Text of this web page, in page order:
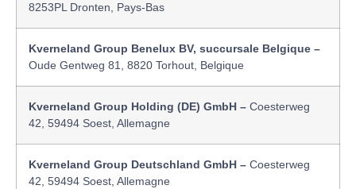
8253PL Dronten, Pays-Bas
Kverneland Group Benelux BV, succursale Belgique –
Oude Gentweg 81, 8820 Torhout, Belgique
Kverneland Group Holding (DE) GmbH – Coesterweg
42, 59494 Soest, Allemagne
Kverneland Group Deutschland GmbH – Coesterweg
42, 59494 Soest, Allemagne